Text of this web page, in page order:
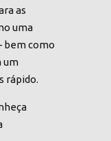
as
uma
bem como
um
rápido.